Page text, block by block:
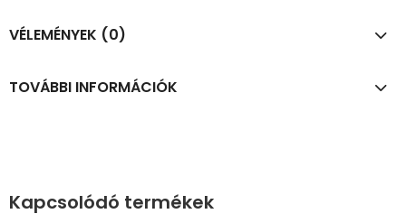
VÉLEMÉNYEK (0)
TOVÁBBI INFORMÁCIÓK
Kapcsolódó termékek